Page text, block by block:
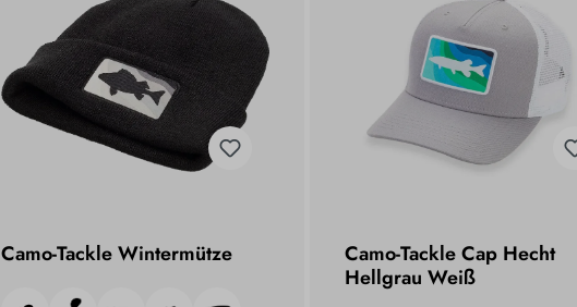
Camo-Tackle Wintermütze
Camo-Tackle Cap Hecht
Hellgrau Weiß